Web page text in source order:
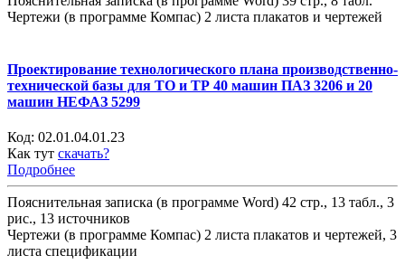
Чертежи (в программе Компас) 2 листа плакатов и чертежей
Проектирование технологического плана производственно-
технической базы для ТО и ТР 40 машин ПАЗ 3206 и 20
машин НЕФАЗ 5299
Код: 02.01.04.01.23
Как тут скачать?
Подробнее
Пояснительная записка (в программе Word) 42 стр., 13 табл., 3
рис., 13 источников
Чертежи (в программе Компас) 2 листа плакатов и чертежей, 3
листа спецификации